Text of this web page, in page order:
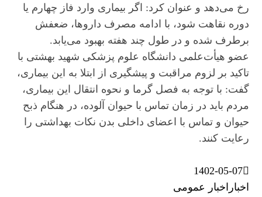
رخ می‌دهد و عنوان کرد: اگر بیماری وارد فاز چهارم یا
دوره نقاهت شود، با ادامه مصرف داروها، ضعفش
برطرف شده و در طول چند هفته بهبود می‌یابد.
عضو هیأت‌علمی دانشگاه علوم پزشکی شهید بهشتی با
تاکید بر لزوم مراقبت و پیشگیری از ابتلا به این بیماری،
گفت: با توجه به فصل گرما و نحوه انتقال این بیماری،
مردم باید در زمان تماس با حیوان آلوده، در هنگام ذبح
حیوان و تماس با اعضای داخلی بدن نکات بهداشتی را
رعایت کنند.
1402-05-07
اخبار اخبار عمومی